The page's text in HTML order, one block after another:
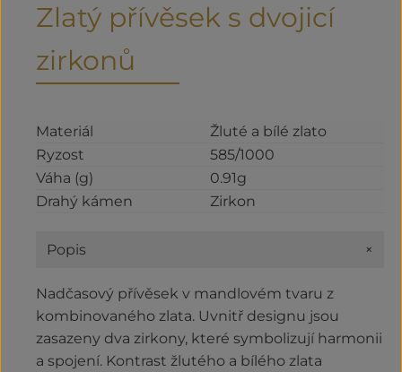
Zlatý přívěsek s dvojicí
zirkonů
Materiál
Žluté a bílé zlato
Ryzost
585/1000
Váha (g)
0.91g
Drahý kámen
Zirkon
Popis +
Nadčasový přívěsek v mandlovém tvaru z
kombinovaného zlata. Uvnitř designu jsou
zasazeny dva zirkony, které symbolizují harmonii
a spojení. Kontrast žlutého a bílého zlata